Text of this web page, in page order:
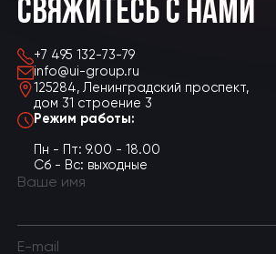
записи
Привет,
СВЯЖИТЕСЬ С НАМИ
+7 495 132-73-79
info@ui-group.ru
125284, Ленинградский проспект,
дом 31 строение 3
Режим работы:
Пн - Пт: 9.00 - 18.00
Сб - Вс: выходные
Ваше имя
E-mail